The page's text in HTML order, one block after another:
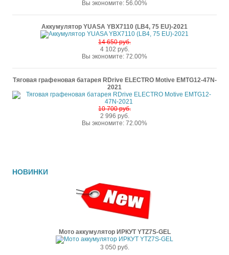
Вы экономите: 56.00%
Аккумулятор YUASA YBX7110 (LB4, 75 EU)-2021
14 650 руб.
4 102 руб.
Вы экономите: 72.00%
Тяговая графеновая батарея RDrive ELECTRO Motive EMTG12-47N-
2021
10 700 руб.
2 996 руб.
Вы экономите: 72.00%
НОВИНКИ
Мото аккумулятор ИРКУТ YTZ7S-GEL
3 050 руб.